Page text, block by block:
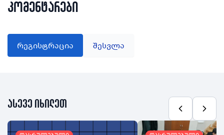
კომენტარები
რეგისტრაცია შესვლა
ასევე იხილეთ